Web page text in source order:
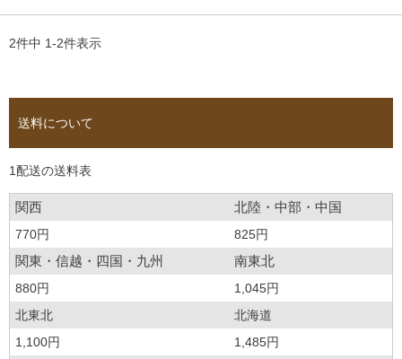
2件中 1-2件表示
送料について
1配送の送料表
関西 北陸・中部・中国
770円 825円
関東・信越・四国・九州 南東北
880円
1,045円
北東北
北海道
1,100円
1,485円